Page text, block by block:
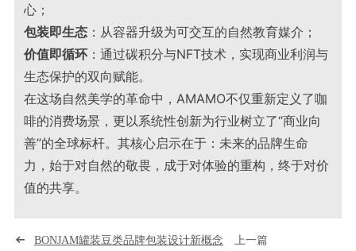
心；
包装即生态 ：从容器升级为可交互的自然教育媒介；
价值即循环 ：通过碳积分与NFT技术，实现商业利润与
生态保护的双向赋能。
在这场自然美学的革命中，AMAMO不仅重新定义了咖
啡的消费场景，更以系统性创新为行业树立了“商业向
善”的全球标杆。其核心启示在于：未来的品牌生命
力，始于对自然的敬畏，成于对体验的重构，终于对价
值的共享。
BONJAM罐装豆类品牌包装设计新概念 上一篇